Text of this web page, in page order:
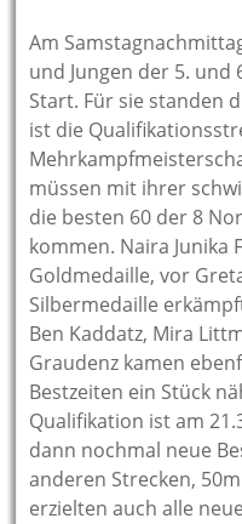
Am
und Jungen der 5. und
Start. Für sie standen
ist die
müssen mit ihrer
die besten 60 der 8
kommen. Naira Junika
Goldmedaille, vor
Silbermedaille
Ben Kaddatz, Mira
Graudenz kamen
Bestzeiten ein Stück
Qualifikation ist am
dann nochmal neue
anderen Strecken,
erzielten auch alle